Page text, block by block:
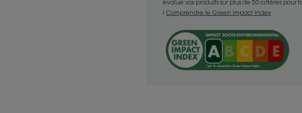
Texture
Baume
évalue vos produits sur plus de 50 critères pour
! Comprendre le Green Impact Index